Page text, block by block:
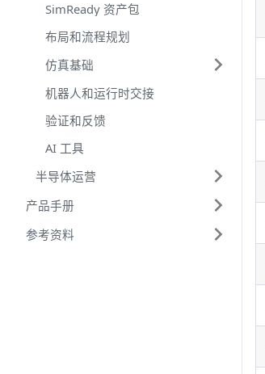
SimReady 资产包
布局和流程规划
仿真基础
机器人和运行时交接
验证和反馈
AI 工具
半导体运营
产品手册
参考资料